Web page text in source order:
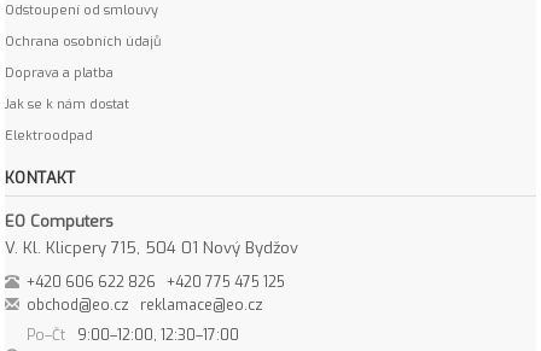
Odstoupení od smlouvy
Ochrana osobních údajů
Doprava a platba
Jak se k nám dostat
Elektroodpad
KONTAKT
EO Computers
V. Kl. Klicpery 715, 504 01 Nový Bydžov
+420 606 622 826
+420 775 475 125
obchod@eo.cz
reklamace@eo.cz
Po–Čt
9:00–12:00, 12:30–17:00